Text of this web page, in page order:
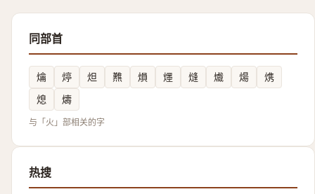
同部首
爚 㷚 炟 㸐 熉 爅 熢 㸍 煬
㷪
熄
燽
与「火」部相关的字
热搜